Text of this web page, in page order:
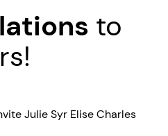
to
Julie Syr Elise Charles